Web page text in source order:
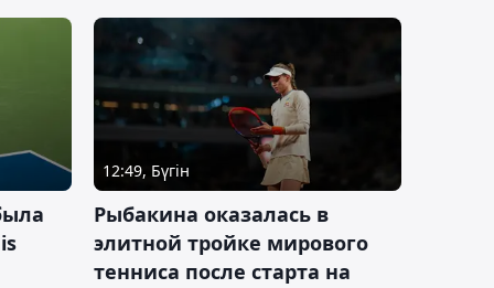
12:49, Бүгін
Рыбакина оказалась в
элитной тройке мирового
тенниса после старта на